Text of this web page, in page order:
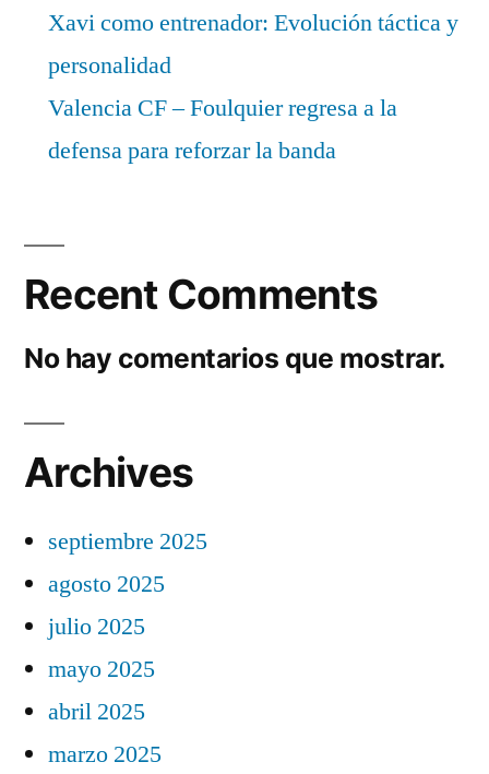
Xavi como entrenador: Evolución táctica y
personalidad
Valencia CF – Foulquier regresa a la
defensa para reforzar la banda
Recent Comments
No hay comentarios que mostrar.
Archives
septiembre 2025
agosto 2025
julio 2025
mayo 2025
abril 2025
marzo 2025